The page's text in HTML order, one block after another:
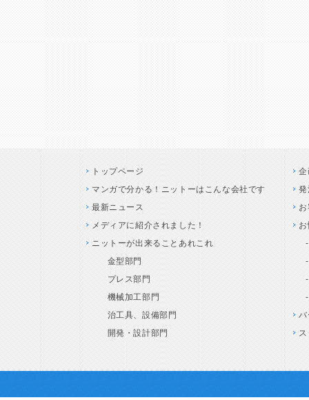
トップページ
マンガで分かる！ニットーはこんな会社です
最新ニュース
メディアに紹介されました！
ニットーが出来ることあれこれ
金型部門
プレス部門
機械加工部門
治工具、設備部門
開発・設計部門
企
発
お
お
バ
ス